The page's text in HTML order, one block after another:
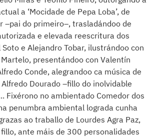
a ‘Mocidade de Pepa Loba’, de
–pai do primeiro–, trasladándoo de
e elevada reescritura dos
e Alejandro Tobar, ilustrándoo con
presentándoo con Valentín
Conde, alegrandoo ca música de
Dourado –fillo do inolvidable
Fixérono no ambientado Comedor dos
penumbra ambiental lograda cunha
ao traballo de Lourdes Agra Paz,
ante máis de 300 personalidades